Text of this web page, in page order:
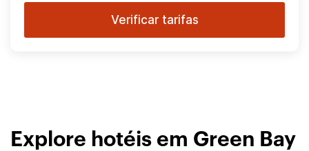
Verificar tarifas
Explore hotéis em Green Bay